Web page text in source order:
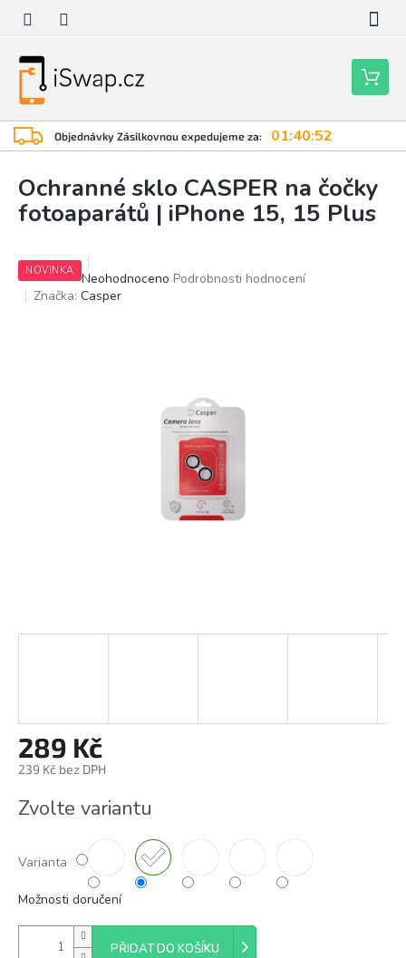
obsah
Objednávky Zásilkovnou expedujeme za: 01:40:51
Nákupní
košík
Ochranné sklo CASPER na čočky
fotoaparátů | iPhone 15, 15 Plus
NOVINKA Průměrné
hodnocení
Neohodnoceno Podrobnosti hodnocení
Značka: Casper
289 Kč
239 Kč bez DPH
cena:
Zvolte variantu
Varianta
Možnosti doručení
PŘIDAT DO KOŠÍKU